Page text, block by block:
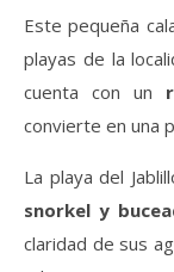
Este pequeña
playas de la
cuenta con un
convierte en una
La playa del
snorkel y
claridad de sus